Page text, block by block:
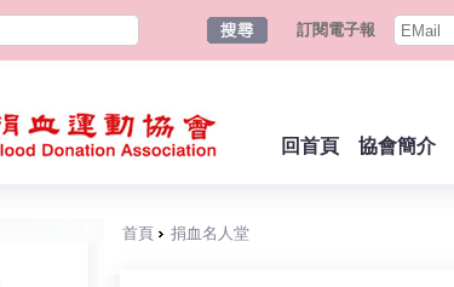
訂閱電子報
回首頁 協會簡介
首頁 捐血名人堂